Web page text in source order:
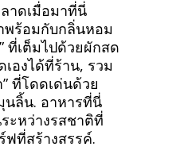
าดเมื่อมาที่นี่
พร้อมกับกลิ่นหอม
ที่เต็มไปด้วยผักสด
เองได้ที่ร้าน, รวม
ที่โดดเด่นด้วย
นลิ้น. อาหารที่นี่
ะหว่างรสชาติที่
ฟที่สร้างสรรค์.